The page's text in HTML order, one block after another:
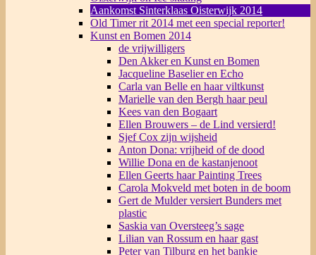
Aankomst Sinterklaas Oisterwijk 2014
Old Timer rit 2014 met een special reporter!
Kunst en Bomen 2014
de vrijwilligers
Den Akker en Kunst en Bomen
Jacqueline Baselier en Echo
Carla van Belle en haar viltkunst
Marielle van den Bergh haar peul
Kees van den Bogaart
Ellen Brouwers – de Lind versierd!
Sjef Cox zijn wijsheid
Anton Dona: vrijheid of de dood
Willie Dona en de kastanjenoot
Ellen Geerts haar Painting Trees
Carola Mokveld met boten in de boom
Gert de Mulder versiert Bunders met
plastic
Saskia van Oversteeg’s sage
Lilian van Rossum en haar gast
Peter van Tilburg en het bankje